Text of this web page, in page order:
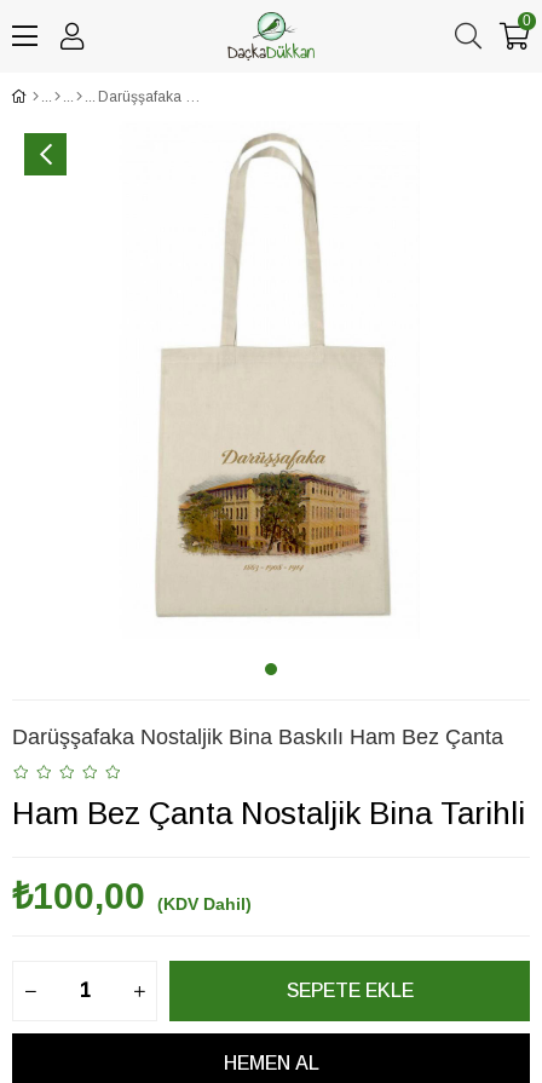
0
Darüşşafaka Nostaljik Bina Baskılı Ham Bez Çanta
Darüşşafaka Nostaljik Bina Baskılı Ham Bez Çanta
Ham Bez Çanta Nostaljik Bina Tarihli
₺100,00 (KDV Dahil)